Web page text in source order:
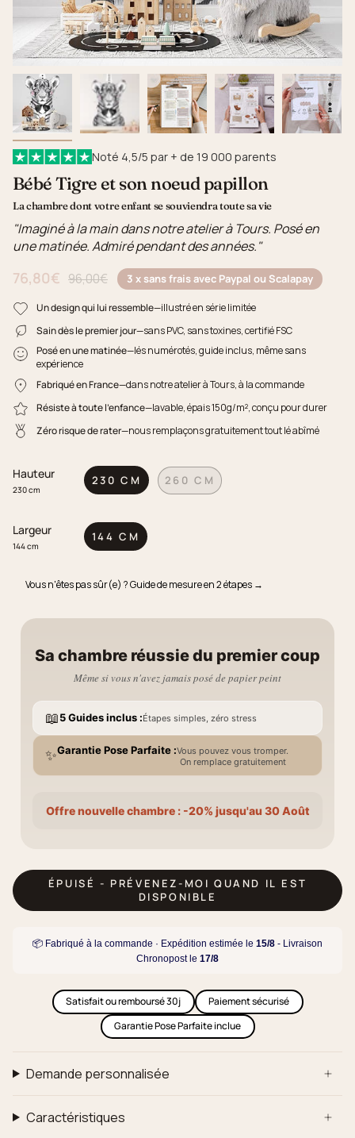
Noté 4,5/5 par + de 19 000 parents
Bébé Tigre et son noeud papillon
La chambre dont votre enfant se souviendra toute sa vie
"Imaginé à la main dans notre atelier à Tours. Posé en
une matinée. Admiré pendant des années."
76,80€
Prix régulier96,00€ 3 x sans frais avec Paypal ou Scalapay
Un design qui lui ressemble—illustré en série limitée
Sain dès le premier jour—sans PVC, sans toxines, certifié FSC
Posé en une matinée—lés numérotés, guide inclus, même sans
expérience
Fabriqué en France—dans notre atelier à Tours, à la commande
Résiste à toute l'enfance—lavable, épais 150g/m², conçu pour durer
Zéro risque de rater—nous remplaçons gratuitement tout lé abîmé
Hauteur
230 cm
230 CM 260 CM
Largeur
144 cm
144 CM
Vous n'êtes pas sûr(e) ? Guide de mesure en 2 étapes →
Sa chambre réussie du premier coup
Même si vous n'avez jamais posé de papier peint
📖5 Guides inclus :Étapes simples, zéro stress
✨Garantie Pose Parfaite :Vous pouvez vous tromper.
On remplace gratuitement
Offre nouvelle chambre : -20% jusqu'au 30 Août
ÉPUISÉ - PRÉVENEZ-MOI QUAND IL EST
DISPONIBLE
📦 Fabriqué à la commande · Expédition estimée le 15/8 - Livraison
Chronopost le 17/8
Satisfait ou remboursé 30j
Paiement sécurisé
Garantie Pose Parfaite inclue
Demande personnalisée
Caractéristiques